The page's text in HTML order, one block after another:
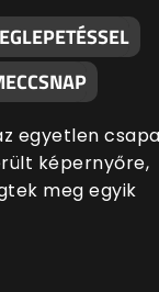
egyetlen
képernyőre,
meg egyik